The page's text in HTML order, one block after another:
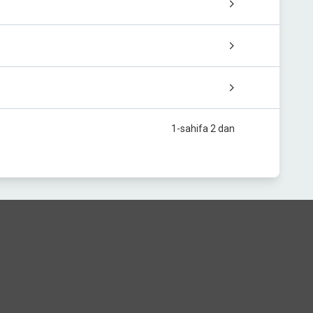
1-sahifa 2 dan